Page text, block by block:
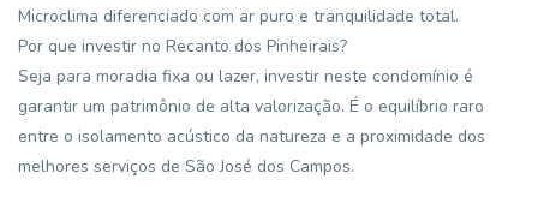
Microclima diferenciado com ar puro e tranquilidade total.
Por que investir no Recanto dos Pinheirais?
Seja para moradia fixa ou lazer, investir neste condomínio é
garantir um patrimônio de alta valorização. É o equilíbrio raro
entre o isolamento acústico da natureza e a proximidade dos
melhores serviços de São José dos Campos.